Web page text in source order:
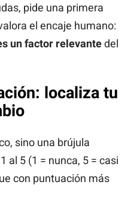
pide una primera
el encaje humano:
un factor relevantedel
localiza tu
sino una brújula
al 5 (1 = nunca, 5 = casi
con puntuación más